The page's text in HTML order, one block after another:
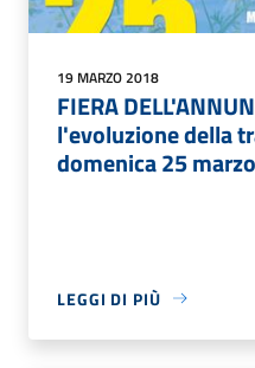
19 MARZO 2018
FIERA
l'evoluzione della
domenica 25 marzo
LEGGI DI PIÙ